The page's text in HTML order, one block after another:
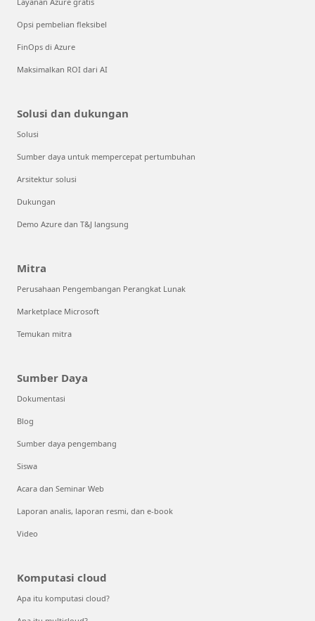
Opsi pembelian fleksibel
FinOps di Azure
Maksimalkan ROI dari AI
Solusi dan dukungan
Solusi
Sumber daya untuk mempercepat pertumbuhan
Arsitektur solusi
Dukungan
Demo Azure dan T&J langsung
Mitra
Perusahaan Pengembangan Perangkat Lunak
Marketplace Microsoft
Temukan mitra
Sumber Daya
Dokumentasi
Blog
Sumber daya pengembang
Siswa
Acara dan Seminar Web
Laporan analis, laporan resmi, dan e-book
Video
Komputasi cloud
Apa itu komputasi cloud?